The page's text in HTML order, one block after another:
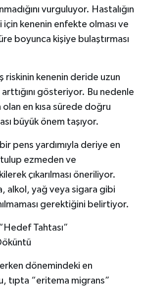
vurguluyor. Hastalığın
için kenenin enfekte olması ve
boyunca kişiye bulaştırması
riskinin kenenin deride uzun
gösteriyor. Bu nedenle
olan en kısa sürede doğru
büyük önem taşıyor.
pens yardımıyla deriye en
ezmeden ve
çıkarılması öneriliyor.
alkol, yağ veya sigara gibi
gerektiğini belirtiyor.
Tahtası”
erken dönemindeki en
tıpta “eritema migrans”